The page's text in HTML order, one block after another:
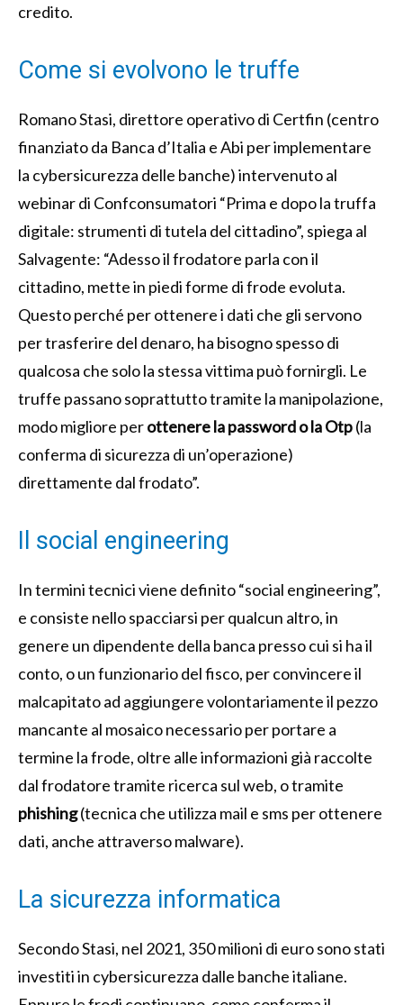
credito.
Come si evolvono le truffe
Romano Stasi, direttore operativo di Certfin (centro
finanziato da Banca d’Italia e Abi per implementare
la cybersicurezza delle banche) intervenuto al
webinar di Confconsumatori “Prima e dopo la truffa
digitale: strumenti di tutela del cittadino”, spiega al
Salvagente: “Adesso il frodatore parla con il
cittadino, mette in piedi forme di frode evoluta.
Questo perché per ottenere i dati che gli servono
per trasferire del denaro, ha bisogno spesso di
qualcosa che solo la stessa vittima può fornirgli. Le
truffe passano soprattutto tramite la manipolazione,
modo migliore perottenere la password o la Otp(la
conferma di sicurezza di un’operazione)
direttamente dal frodato”.
Il social engineering
In termini tecnici viene definito “social engineering”,
e consiste nello spacciarsi per qualcun altro, in
genere un dipendente della banca presso cui si ha il
conto, o un funzionario del fisco, per convincere il
malcapitato ad aggiungere volontariamente il pezzo
mancante al mosaico necessario per portare a
termine la frode, oltre alle informazioni già raccolte
dal frodatore tramite ricerca sul web, o tramite
phishing(tecnica che utilizza mail e sms per ottenere
dati, anche attraverso malware).
La sicurezza informatica
Secondo Stasi, nel 2021, 350 milioni di euro sono stati
investiti in cybersicurezza dalle banche italiane.